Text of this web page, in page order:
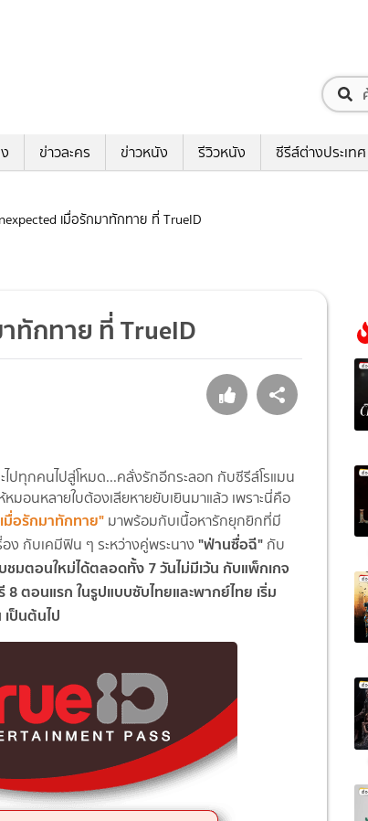
ข่าวละคร ข่าวหนัง รีวิวหนัง ซีรีส์ต่างประเทศ
เมื่อรักมาทักทาย ที่ TrueID
ทักทาย ที่ TrueID
ไปทุกคนไปสู่โหมด...คลั่งรักอีกระลอก กับซีรีส์โรแมน
มอนหลายใบต้องเสียหายยับเยินมาแล้ว เพราะนี่คือ
มื่อรักมาทักทาย" มาพร้อมกับเนื้อหารักยุกยิกที่มี
ง กับเคมีฟิน ๆ ระหว่างคู่พระนาง "ฟ่านซื่อฉี"กับ
ชมตอนใหม่ได้ตลอดทั้ง 7 วันไม่มีเว้น กับแพ็กเกจ
ตอนแรก ในรูปแบบซับไทยและพากย์ไทย เริ่ม
ป็นต้นไป